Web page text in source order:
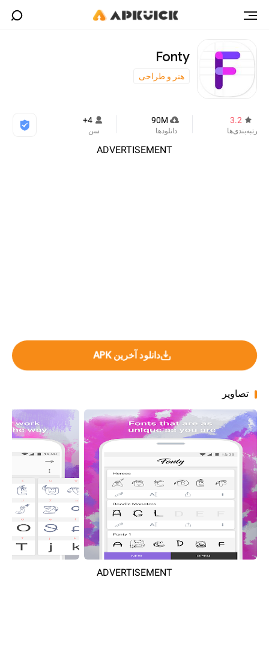
Fonty
هنر و طراحی
3.2
رتبه‌بندی‌ها
90M
دانلودها
4+
سن
ADVERTISEMENT
دانلود آخرین APK
تصاویر
ADVERTISEMENT